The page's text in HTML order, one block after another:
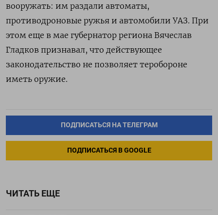
вооружать: им раздали автоматы,
противодроновые ружья и автомобили УАЗ. При
этом еще в мае губернатор региона Вячеслав
Гладков признавал, что действующее
законодательство не позволяет теробороне
иметь оружие.
ПОДПИСАТЬСЯ НА ТЕЛЕГРАМ
ПОДПИСАТЬСЯ В GOOGLE
ЧИТАТЬ ЕЩЕ